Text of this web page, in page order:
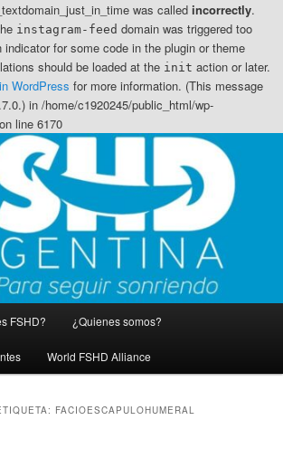
was called incorrectly.
instagram-feed domain was triggered too
for some code in the plugin or theme
should be loaded at the init action or later.
WordPress for more information. (This message
in /home/c1920245/public_html/wp-
line 6170
Facio Escapulo Humeral
FSHD? ¿Quienes somos?
World FSHD Alliance
FACIOESCAPULOHUMERAL